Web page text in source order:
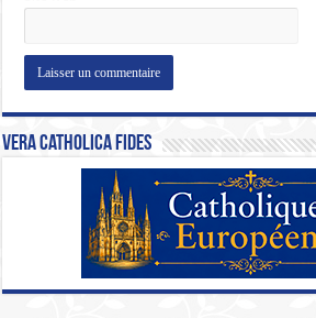
Vera Catholica Fides